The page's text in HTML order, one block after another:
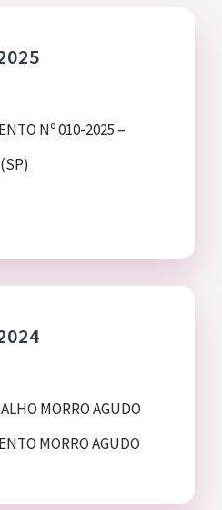
ajudar
Nº 010-2025 –
MORRO AGUDO
MORRO AGUDO